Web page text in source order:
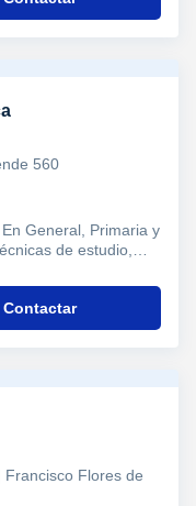
560
General, Primaria y
de estudio,
Contactar
Flores de